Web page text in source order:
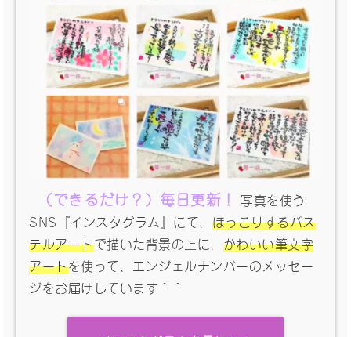
（できるだけ？）毎日更新！
写真を使う
SNS『インスタグラム』にて、 ほっこりするパス
テルアートで描いた背景の上に、 かわいい筆文字
アートを使って、エンジェルナンバーのメッセー
ジをお届けしています＾＾